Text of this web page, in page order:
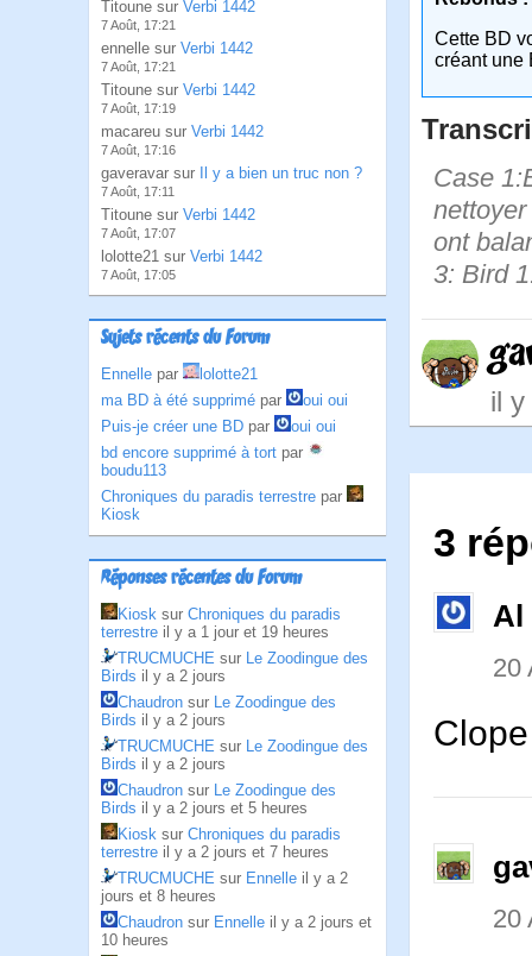
Titoune sur Verbi 1442
7 Août, 17:21
ennelle sur Verbi 1442
7 Août, 17:21
Titoune sur Verbi 1442
7 Août, 17:19
macareu sur Verbi 1442
7 Août, 17:16
gaveravar sur Il y a bien un truc non ?
7 Août, 17:11
Titoune sur Verbi 1442
7 Août, 17:07
lolotte21 sur Verbi 1442
7 Août, 17:05
Sujets récents du Forum
Ennelle par
lolotte21
ma BD à été supprimé par
oui oui
Puis-je créer une BD par
oui oui
bd encore supprimé à tort par
boudu113
Chroniques du paradis terrestre par
Kiosk
Réponses récentes du Forum
Kiosk sur Chroniques du paradis
terrestre il y a 1 jour et 19 heures
TRUCMUCHE sur Le Zoodingue des
Birds il y a 2 jours
Chaudron sur Le Zoodingue des
Birds il y a 2 jours
TRUCMUCHE sur Le Zoodingue des
Birds il y a 2 jours
Chaudron sur Le Zoodingue des
Birds il y a 2 jours et 5 heures
Kiosk sur Chroniques du paradis
terrestre il y a 2 jours et 7 heures
TRUCMUCHE sur Ennelle il y a 2
jours et 8 heures
Chaudron sur Ennelle il y a 2 jours et
10 heures
Cette BD
créant une
Case
ont
3: Bird
il
3
Al
20
20